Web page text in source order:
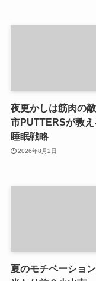
夜更かしは筋肉の
市PUTTERSが教
睡眠戦略
2026年8月2日
夏のモチベーショ